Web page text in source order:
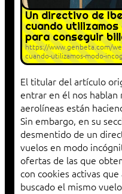
Un directivo de
cuando utilizamos
para conseguir
https://www.genbeta.com/
cuando-utilizamos-modo-
El titular del artículo
entrar en él nos hablan
aerolíneas están
Sin embargo, en su
desmentido de un
vuelos en modo
ofertas de las que
con cookies activas
buscado el mismo